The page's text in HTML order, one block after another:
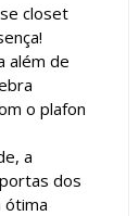
closet
além de
o plafon
a
dos
ótima